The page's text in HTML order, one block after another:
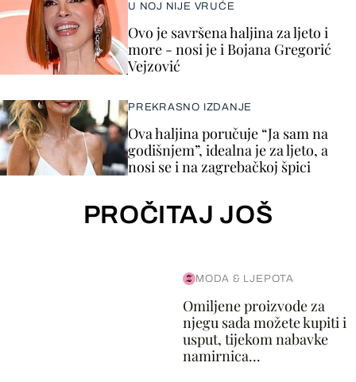
U NOJ NIJE VRUĆE
Ovo je savršena haljina za ljeto i
more - nosi je i Bojana Gregorić
Vejzović
PREKRASNO IZDANJE
Ova haljina poručuje “Ja sam na
godišnjem”, idealna je za ljeto, a
nosi se i na zagrebačkoj špici
PROČITAJ JOŠ
MODA & LJEPOTA
Omiljene proizvode za
njegu sada možete kupiti i
usput, tijekom nabavke
namirnica...